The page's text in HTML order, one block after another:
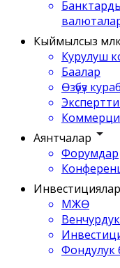
Кыймылсыз
Курулуш
Баалар
Өзүбүз
Аянтчалар
Форумдар
Инвестициялар
МЖӨ
Фондулук